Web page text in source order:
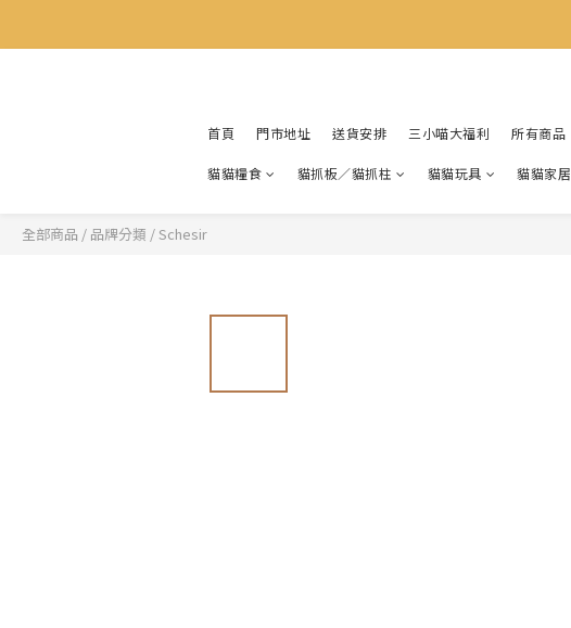
首頁 門市地址 送貨安排 三小喵大福利 所有商品
貓貓糧食 貓抓板／貓抓柱 貓貓玩具 貓貓家居
全部商品 / 品牌分類 /Schesir